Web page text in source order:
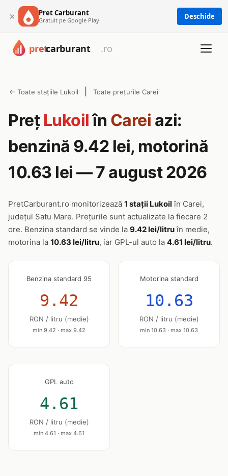
× Pret Carburant
Gratuit pe Google Play Deschide
← Toate stațiile Lukoil Toate prețurile Carei
Preț Lukoilîn Carei azi:
benzină 9.42 lei, motorină
10.63 lei — 7 august 2026
PretCarburant.ro monitorizează 1 stații Lukoilîn Carei,
județul Satu Mare. Prețurile sunt actualizate la fiecare 2
ore. Benzina standard se vinde la 9.42 lei/litruîn medie,
motorina la 10.63 lei/litru, iar GPL-ul auto la 4.61 lei/litru.
Benzina standard 95
9.42
RON / litru (medie)
min 9.42 · max 9.42
Motorina standard
10.63
RON / litru (medie)
min 10.63 · max 10.63
GPL auto
4.61
RON / litru (medie)
min 4.61 · max 4.61